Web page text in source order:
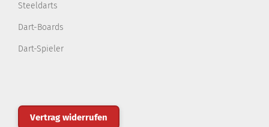
Steeldarts
Dart-Boards
Dart-Spieler
Vertrag widerrufen